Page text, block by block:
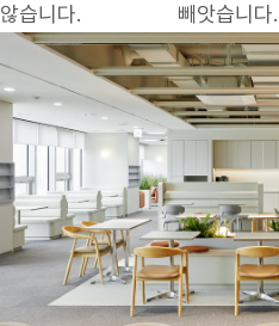
않습니다.
빼앗습니다.